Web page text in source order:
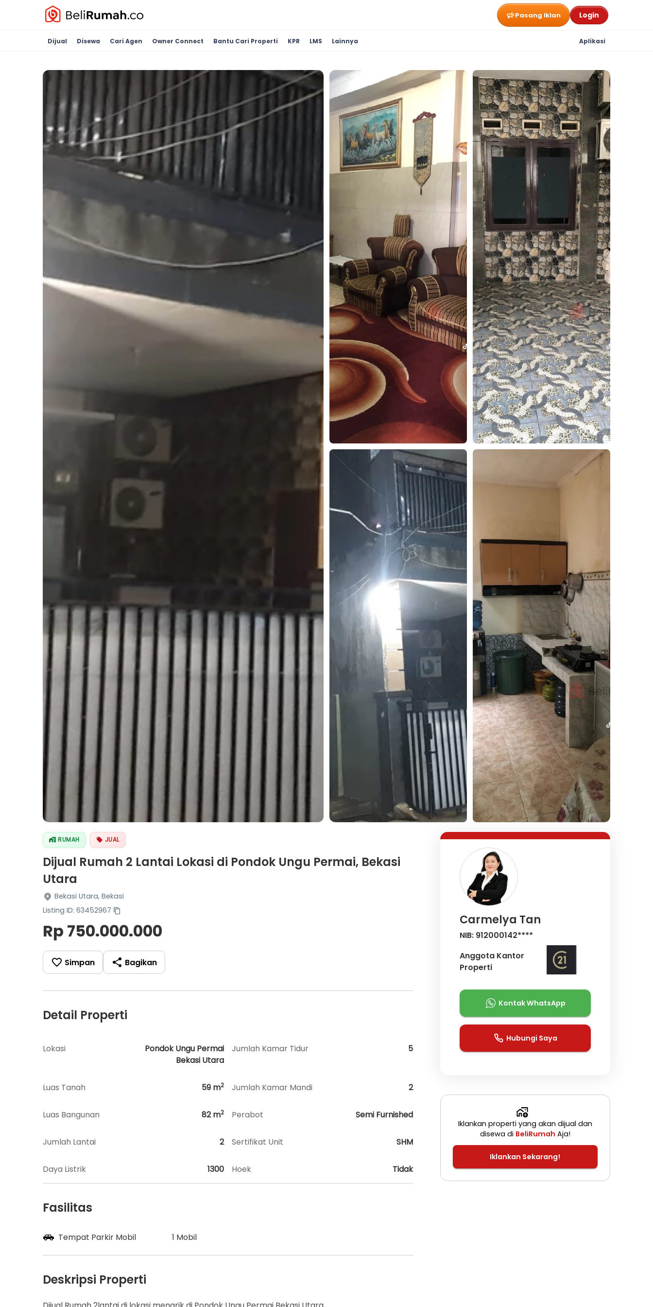
Pasang Iklan Login
Dijual Disewa Cari Agen Owner Connect Bantu Cari Properti KPR LMS Lainnya Aplikasi
Lihat Semua Foto
RUMAH JUAL
Dijual Rumah 2 Lantai Lokasi di Pondok Ungu Permai, Bekasi
Utara
Bekasi Utara, Bekasi
Listing ID: 63452967
Rp 750.000.000
Simpan Bagikan
Detail Properti
Lokasi
Pondok Ungu Permai
Bekasi Utara
Jumlah Kamar Tidur 5
Luas Tanah 59 m2 Jumlah Kamar Mandi 2
Luas Bangunan 82m2 Perabot Semi Furnished
Jumlah Lantai 2 Sertifikat Unit SHM
Daya Listrik 1300 Hoek Tidak
Fasilitas
Tempat Parkir Mobil 1 Mobil
Deskripsi Properti
Carmelya Tan
NIB: 912000142****
Anggota Kantor
Properti
Kontak WhatsApp
Hubungi Saya
Iklankan properti yang akan dijual dan
disewa di BeliRumah Aja!
Iklankan Sekarang!